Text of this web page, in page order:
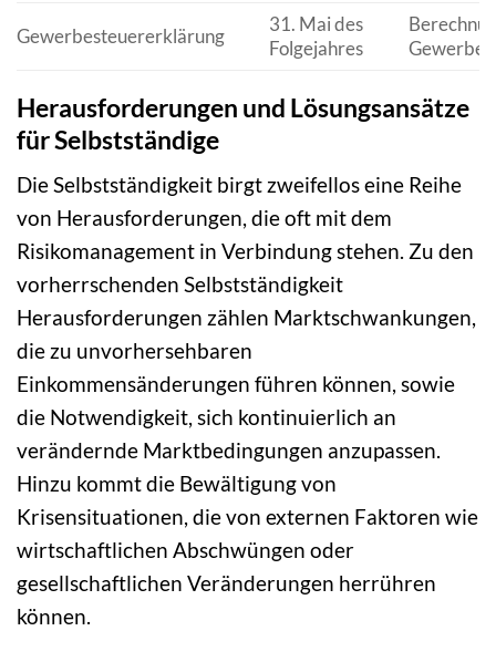
Gewerbesteuererklärung
31. Mai des
Folgejahres
Herausforderungen und Lösungsansätze
für Selbstständige
Die Selbstständigkeit birgt zweifellos eine Reihe
von Herausforderungen, die oft mit dem
Risikomanagement in Verbindung stehen. Zu den
vorherrschenden Selbstständigkeit
Herausforderungen zählen Marktschwankungen,
die zu unvorhersehbaren
Einkommensänderungen führen können, sowie
die Notwendigkeit, sich kontinuierlich an
verändernde Marktbedingungen anzupassen.
Hinzu kommt die Bewältigung von
Krisensituationen, die von externen Faktoren wie
wirtschaftlichen Abschwüngen oder
gesellschaftlichen Veränderungen herrühren
können.